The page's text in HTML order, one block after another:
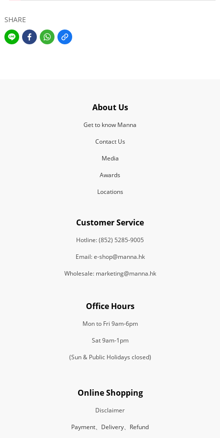
SHARE
About Us
Get to know Manna
Contact Us
Media
Awards
Locations
Customer Service
Hotline: (852) 5285-9005
Email: e-shop@manna.hk
Wholesale: marketing@manna.hk
Office Hours
Mon to Fri 9am-6pm
Sat 9am-1pm
(Sun & Public Holidays closed)
Online Shopping
Disclaimer
Payment、Delivery、Refund